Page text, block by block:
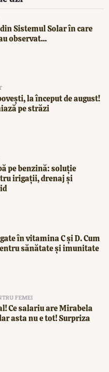
Sistemul Solar în care
observat...
la început de august!
pe străzi
pe benzină: soluție
irigații, drenaj și
în vitamina C și D. Cum
sănătate și imunitate
FEMEI
Ce salariu are Mirabela
asta nu e tot! Surpriza